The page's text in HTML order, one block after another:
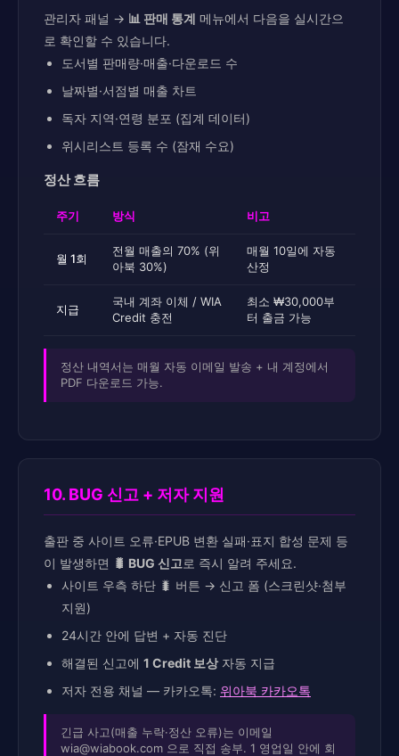
관리자 패널 → 📊 판매 통계 메뉴에서 다음을 실시간으
로 확인할 수 있습니다.
도서별 판매량·매출·다운로드 수
날짜별·서점별 매출 차트
독자 지역·연령 분포 (집계 데이터)
위시리스트 등록 수 (잠재 수요)
정산 흐름
주기 방식 비고
월 1회
전월 매출의 70% (위
아북 30%)
매월 10일에 자동
산정
지급
국내 계좌 이체 / WIA
Credit 충전
최소 ₩30,000부
터 출금 가능
정산 내역서는 매월 자동 이메일 발송 + 내 계정에서
PDF 다운로드 가능.
10. BUG 신고 + 저자 지원
출판 중 사이트 오류·EPUB 변환 실패·표지 합성 문제 등
이 발생하면 🐛 BUG 신고로 즉시 알려 주세요.
사이트 우측 하단 🐛 버튼 → 신고 폼 (스크린샷·첨부
지원)
24시간 안에 답변 + 자동 진단
해결된 신고에 1 Credit 보상자동 지급
저자 전용 채널 — 카카오톡: 위아북 카카오톡
긴급 사고(매출 누락·정산 오류)는 이메일
wia@wiabook.com 으로 직접 송부. 1 영업일 안에 회